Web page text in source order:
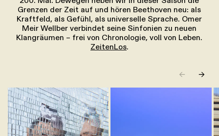
Grenzen der Zeit auf und hören Beethoven neu: als
Kraftfeld, als Gefühl, als universelle Sprache. Omer
Meir Wellber verbindet seine Sinfonien zu neuen
Klangräumen – frei von Chronologie, voll von Leben.
ZeitenLos.
← →